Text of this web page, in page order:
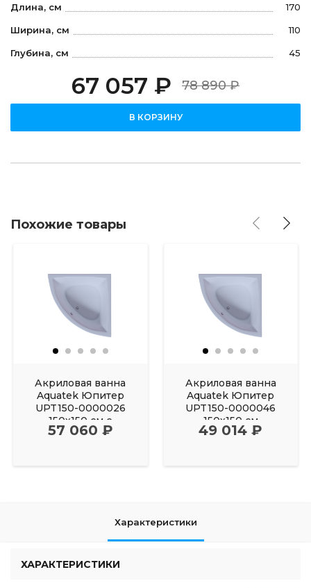
Длина, см 170
Ширина, см 110
Глубина, см 45
67 057 ₽ 78 890 ₽
В КОРЗИНУ
Похожие товары
Акриловая ванна
Aquatek Юпитер
UPT150-0000026
150х150 см с
фронтальным
57 060 ₽
Акриловая ванна
Aquatek Юпитер
UPT150-0000046
150х150 см
49 014 ₽
Характеристики
ХАРАКТЕРИСТИКИ